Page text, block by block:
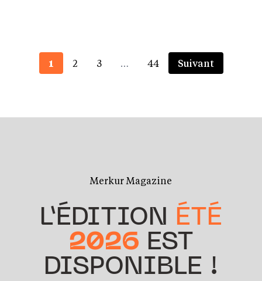
1 2 3 … 44 Suivant
Merkur Magazine
L’ÉDITION ÉTÉ
2026 EST
DISPONIBLE !